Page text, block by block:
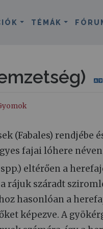
TÉMÁK
(Fabales) rendjébe
fajai lóhere
eltérően a
rájuk száradt
hasonlóan a
képezve. A